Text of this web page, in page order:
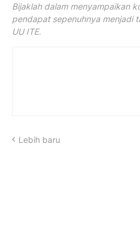
Bijaklah dalam menyampaikan
pendapat sepenuhnya menjadi
UU ITE.
Lebih baru